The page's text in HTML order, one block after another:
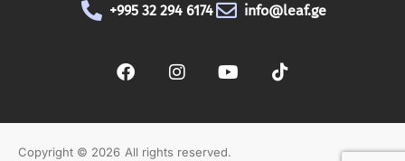
+995 32 294 6174
info@leaf.ge
Copyright © 2026 All rights reserved.